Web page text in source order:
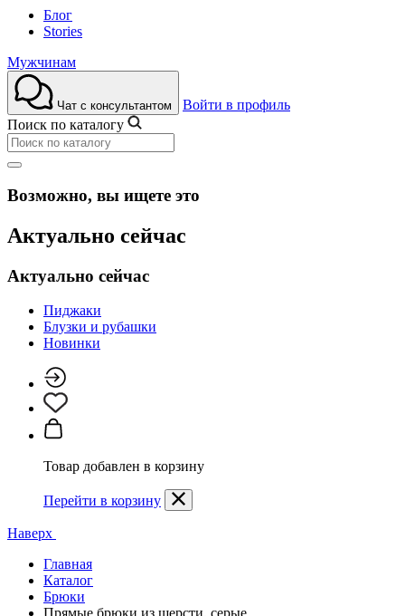
Блог
Stories
Мужчинам
Чат с консультантом
Войти в профиль
Поиск по каталогу
Возможно, вы ищете это
Актуально сейчас
Актуально сейчас
Пиджаки
Блузки и рубашки
Новинки
Товар добавлен в корзину
Перейти в корзину
Наверх
Главная
Каталог
Брюки